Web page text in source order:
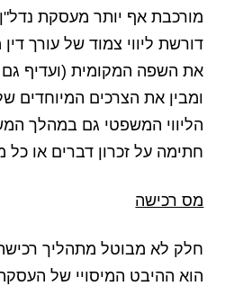
מורכבת אף יותר מעסקת נדל"ן
דורשת ליווי צמוד של עורך
את השפה המקומית (ועדיף
ומבין את הצרכים המיוחדים
הליווי המשפטי גם במהלך
חתימה על זכרון דברים או
מס רכישה
חלק לא מבוטל מתהליך
הוא ההיבט המיסויי של